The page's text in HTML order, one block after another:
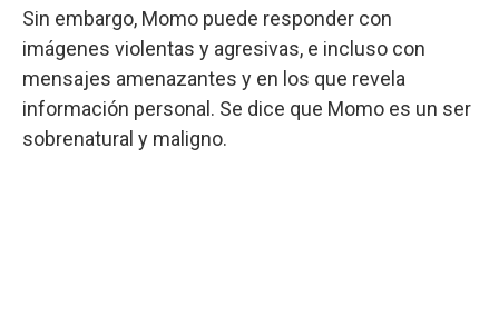
Sin embargo, Momo puede responder con
imágenes violentas y agresivas, e incluso con
mensajes amenazantes y en los que revela
información personal. Se dice que Momo es un ser
sobrenatural y maligno.